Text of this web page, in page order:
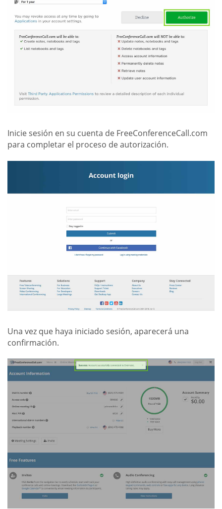
Inicie sesión en su cuenta de FreeConferenceCall.com
para completar el proceso de autorización.
Una vez que haya iniciado sesión, aparecerá una
confirmación.